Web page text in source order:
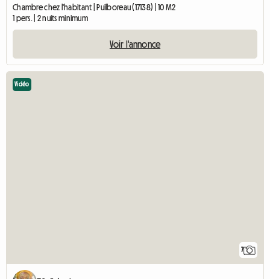
Chambre chez l'habitant | Puilboreau (17138) | 10 M2
1 pers. | 2 nuits minimum
Voir l'annonce
7
Vidéo